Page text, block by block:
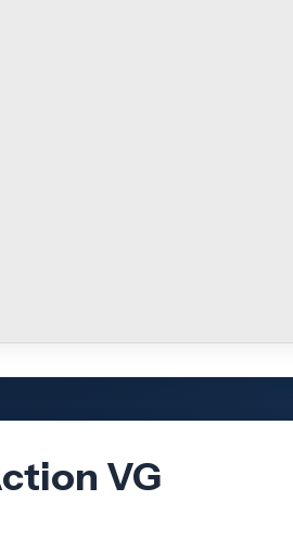
VG